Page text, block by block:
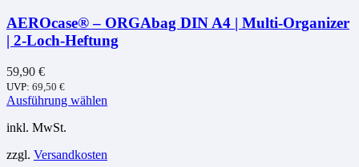
gewählt
werden
AEROcase® – ORGAbag DIN A4 | Multi-Organizer
| 2-Loch-Heftung
59,90 €
UVP: 69,50 €
Ausführung wählen
Varianten
inkl. MwSt.
zzgl. Versandkosten